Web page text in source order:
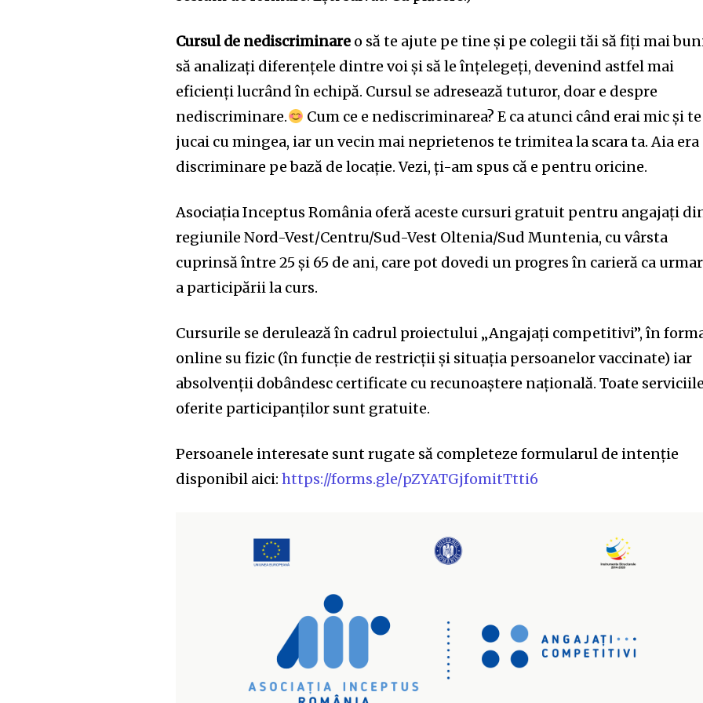
32,111
Cititori
32,214
Cititori
Cursul de nediscriminare o să te ajute pe tine și pe colegii tăi să fiți mai
să analizați diferențele dintre voi și să le înțelegeți, devenind astfel mai
eficienți lucrând în echipă. Cursul se adresează tuturor, doar e despre
nediscriminare.
Cum ce e nediscriminarea? E ca atunci când erai mic și te
jucai cu mingea, iar un vecin mai neprietenos te trimitea la scara ta. Aia era
discriminare pe bază de locație. Vezi, ți-am spus că e pentru oricine.
Asociația Inceptus România oferă aceste cursuri gratuit pentru angajați
regiunile Nord-Vest/Centru/Sud-Vest Oltenia/Sud Muntenia, cu vârsta
cuprinsă între 25 și 65 de ani, care pot dovedi un progres în carieră ca
a participării la curs.
Cursurile se derulează în cadrul proiectului „Angajați competitivi”, în
online su fizic (în funcție de restricții și situația persoanelor vaccinate) iar
absolvenții dobândesc certificate cu recunoaștere națională. Toate serviciile
oferite participanților sunt gratuite.
Persoanele interesate sunt rugate să completeze formularul de intenție
disponibil aici:https://forms.gle/pZYATGjfomitTtti6